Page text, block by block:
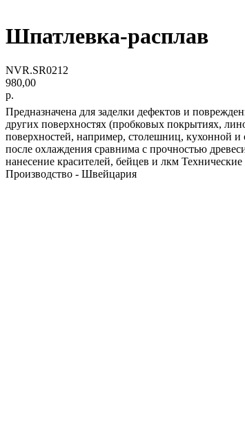
Шпатлевка-расплав
NVR.SR0212
980,00
р.
Предназначена для заделки дефектов и
других поверхностях (пробковых покрытиях,
поверхностей, например, столешниц, кухонной
после охлаждения сравнима с прочностью
нанесение красителей, бейцев и лкм
Производство - Швейцария